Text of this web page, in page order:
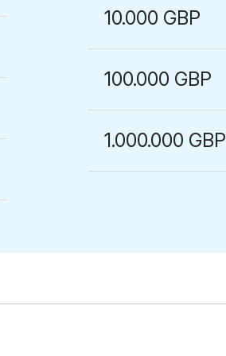
10.000 GBP
100.000 GBP
1.000.000 GBP